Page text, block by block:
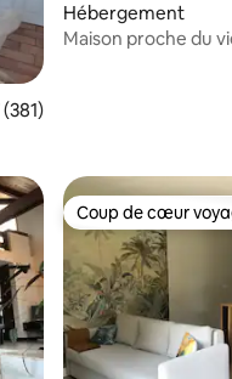
moyenne sur la base
Hébergement
Maison proche du
Coup de cœur
Coup de cœur